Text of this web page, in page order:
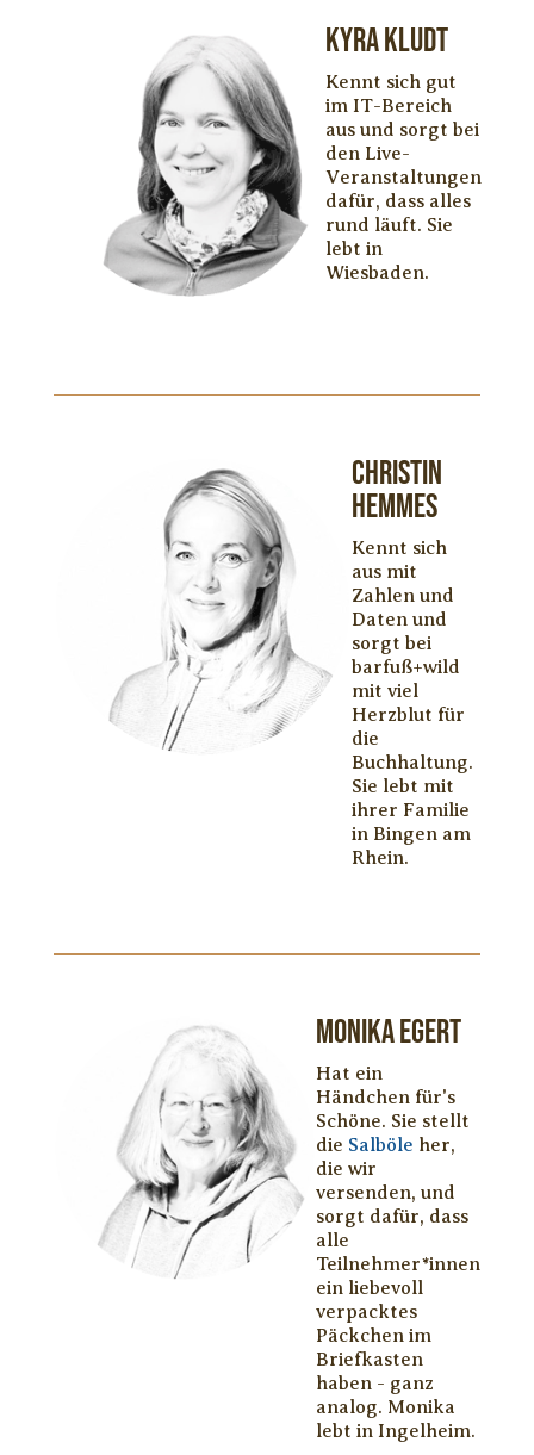
Kyra Kludt
Kennt sich gut
im IT-Bereich
aus und sorgt bei
den Live-
Veranstaltungen
dafür, dass alles
rund läuft. Sie
lebt in
Wiesbaden.
Christin
Hemmes
Kennt sich
aus mit
Zahlen und
Daten und
sorgt bei
barfuß+wild
mit viel
Herzblut für
die
Buchhaltung.
Sie lebt mit
ihrer Familie
in Bingen am
Rhein.
Monika Egert
Hat ein
Händchen für's
Schöne. Sie stellt
die Salböle her,
die wir
versenden, und
sorgt dafür, dass
alle
Teilnehmer*innen
ein liebevoll
verpacktes
Päckchen im
Briefkasten
haben - ganz
analog. Monika
lebt in Ingelheim.